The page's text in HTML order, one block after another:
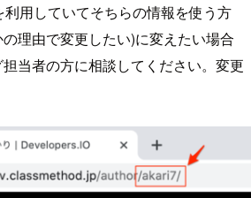
用していてそちらの情報を使う方
理由で変更したい)に変えたい場合
当者の方に相談してください。変更